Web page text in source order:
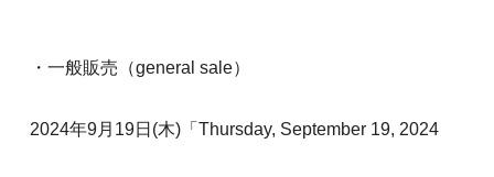
・一般販売（general sale）
2024年9月19日(木)「Thursday, September 19, 2024